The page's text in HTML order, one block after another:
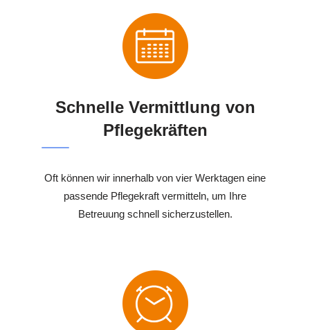
Schnelle Vermittlung von
Pflegekräften
Oft können wir innerhalb von vier Werktagen eine
passende Pflegekraft vermitteln, um Ihre
Betreuung schnell sicherzustellen.